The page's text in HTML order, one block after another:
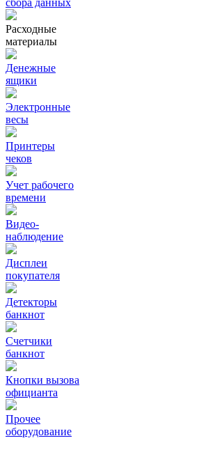
сбора данных
Расходные
материалы
Денежные
ящики
Электронные
весы
Принтеры
чеков
Учет рабочего
времени
Видео‑
наблюдение
Дисплеи
покупателя
Детекторы
банкнот
Счетчики
банкнот
Кнопки вызова
официанта
Прочее
оборудование